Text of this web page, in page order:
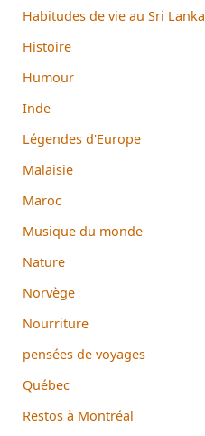
Habitudes de vie au Sri Lanka
Histoire
Humour
Inde
Légendes d'Europe
Malaisie
Maroc
Musique du monde
Nature
Norvège
Nourriture
pensées de voyages
Québec
Restos à Montréal